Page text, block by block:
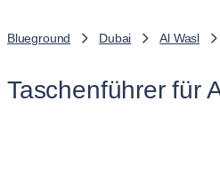
Blueground Dubai Al Wasl
Taschenführer für